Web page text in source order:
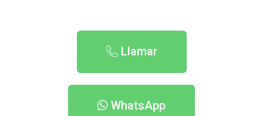
Llamar
WhatsApp